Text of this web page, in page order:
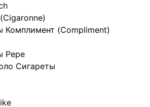
Комплимент (Compliment)
Pepe
Сигареты